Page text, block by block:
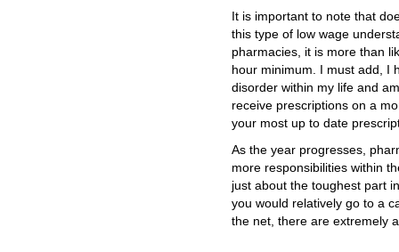
It is important to note that
this type of low wage
pharmacies, it is more than
hour minimum. I must add, I
disorder within my life and
receive prescriptions on a
your most up to date
As the year progresses,
more responsibilities within
just about the toughest part
you would relatively go to a
the net, there are extremely